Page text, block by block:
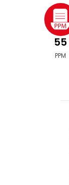
55
PPM